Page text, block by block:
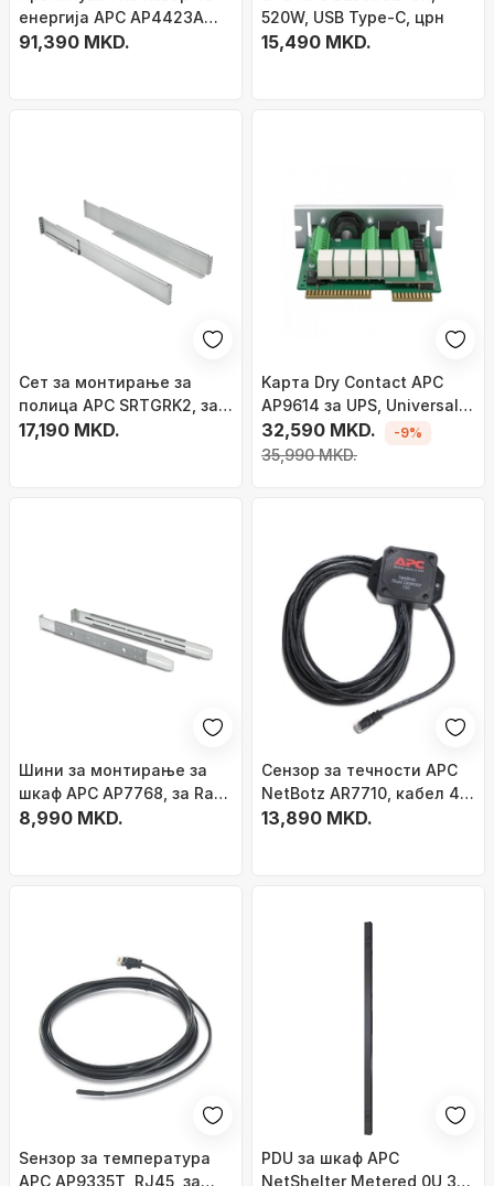
енергија APC AP4423A
Rack ATS, 230V, 16A, влез
91,390 MKD.
520W, USB Type-C, црн
15,490 MKD.
Сет за монтирање за
полица APC SRTGRK2, за
Smart UPS RT, 19\",
17,190 MKD.
Kарта Dry Contact APC
AP9614 за UPS, Universal
I/O, micro USB
32,590 MKD.
35,990 MKD.
-9%
Шини за монтирање за
шкаф APC AP7768, за Rack
ATS, метални
8,990 MKD.
Сензор за течности APC
NetBotz AR7710, кабел 4,6
м
13,890 MKD.
Sензор за температура
APC AP9335T, RJ45, за
PDU за шкаф APC
NetShelter Metered 0U 3-